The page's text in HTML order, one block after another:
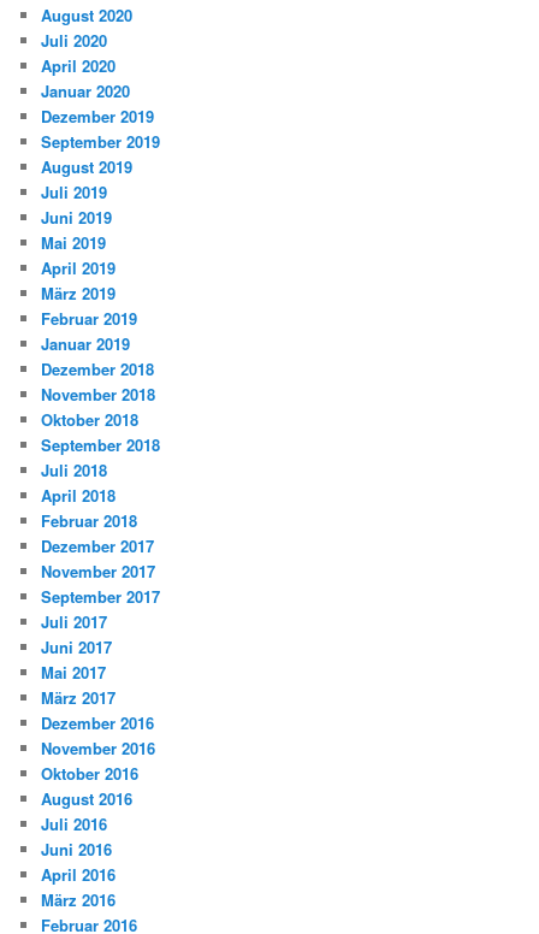
August 2020
Juli 2020
April 2020
Januar 2020
Dezember 2019
September 2019
August 2019
Juli 2019
Juni 2019
Mai 2019
April 2019
März 2019
Februar 2019
Januar 2019
Dezember 2018
November 2018
Oktober 2018
September 2018
Juli 2018
April 2018
Februar 2018
Dezember 2017
November 2017
September 2017
Juli 2017
Juni 2017
Mai 2017
März 2017
Dezember 2016
November 2016
Oktober 2016
August 2016
Juli 2016
Juni 2016
April 2016
März 2016
Februar 2016